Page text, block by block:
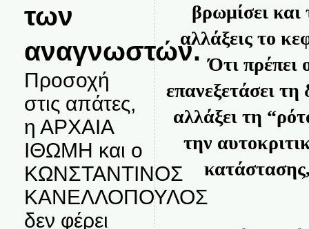
των
αναγνωστών.
Προσοχή
στις απάτες,
η ΑΡΧΑΙΑ
ΙΘΩΜΗ και ο
ΚΩΝΣΤΑΝΤΙΝΟΣ
ΚΑΝΕΛΛΟΠΟΥΛΟΣ
δεν φέρει
βρωμίσει και
αλλάξεις το
Ότι πρέπει
επανεξετάσει
αλλάξει τη
την